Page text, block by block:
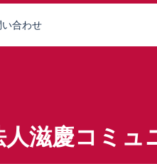
合わせ
人滋慶コミ